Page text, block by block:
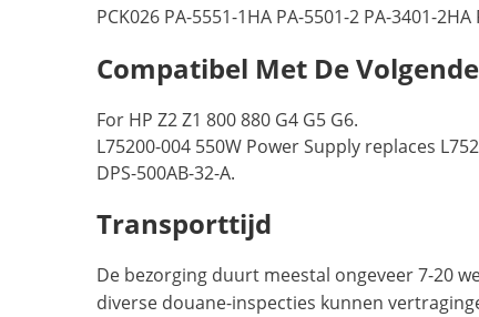
PCK026 PA-5551-1HA PA-5501-2 PA-3401-2HA
Compatibel Met De
For HP Z2 Z1 800 880 G4 G5 G6.
L75200-004 550W Power Supply replaces
DPS-500AB-32-A.
Transporttijd
De bezorging duurt meestal ongeveer 7-20
diverse douane-inspecties kunnen